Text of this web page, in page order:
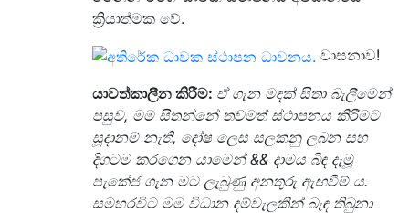
ක්‍රියාත්මක වේ.
වාසනාව!
යාවත්කාලීන කිරීම: ඒ ගැන මඳක් සිතා බැලීමෙන්
පසුව, මම සිතන්නේ තවමත් ස්ථාපනය කිරීමට
සූදානම් නැති, දෝෂ ලෙස සලකනු ලබන සහ
දිගටම කරගෙන යාමෙන් && දාමය බිඳ දැමූ
පැකේජ ගැන මට ලැබුණු අනතුරු ඇඟවීම් ය.
සමහරවිට මම විධාන දම්වැලකින් බැඳ තිබුනා